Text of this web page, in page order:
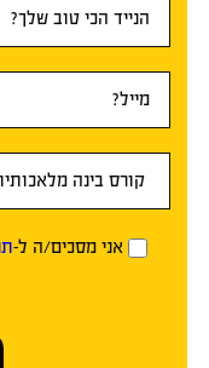
אני מסכים/ה ל-